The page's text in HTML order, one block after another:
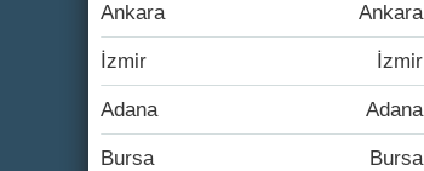
Ankara Ankara
İzmir İzmir
Adana Adana
Bursa Bursa